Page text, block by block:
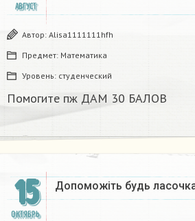
АВГУСТ
Автор: Alisa1111111hfh
Предмет: Математика
Уровень: студенческий
Помогите пж ДАМ 30 БАЛОВ​
15
ОКТЯБРЬ
Допоможіть будь